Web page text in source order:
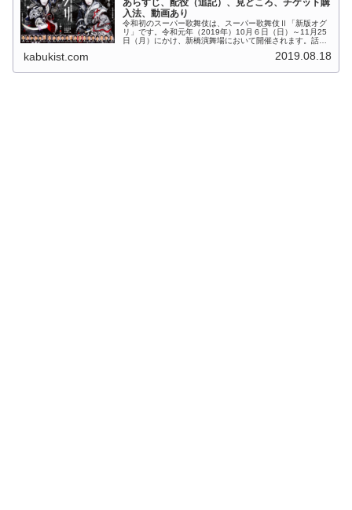
あらすじ、配役（追記）、見どころ、チケット購
入法、動画あり
令和初のスーパー歌舞伎は、スーパー歌舞伎Ⅱ「新版オグ
リ」です。令和元年（2019年）10月６日（日）～11月25
日（月）にかけ、新橋演舞場において開催されます。話題
kabukist.com 2019.08.18